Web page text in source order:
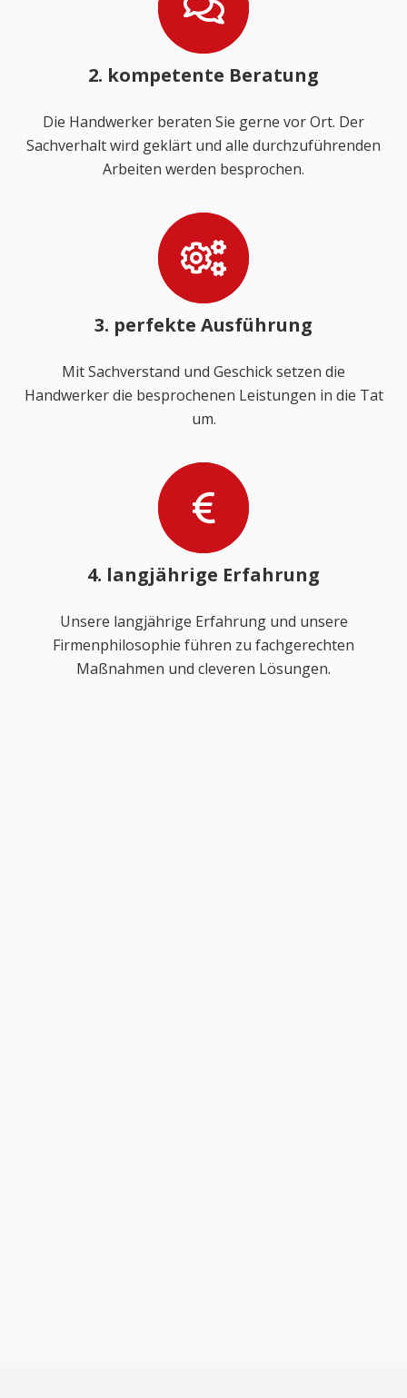
2. kompetente Beratung
Die Handwerker beraten Sie gerne vor Ort. Der
Sachverhalt wird geklärt und alle durchzuführenden
Arbeiten werden besprochen.
3. perfekte Ausführung
Mit Sachverstand und Geschick setzen die
Handwerker die besprochenen Leistungen in die Tat
um.
4. langjährige Erfahrung
Unsere langjährige Erfahrung und unsere
Firmenphilosophie führen zu fachgerechten
Maßnahmen und cleveren Lösungen.